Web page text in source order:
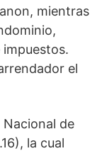
mientras
el
de
la cual